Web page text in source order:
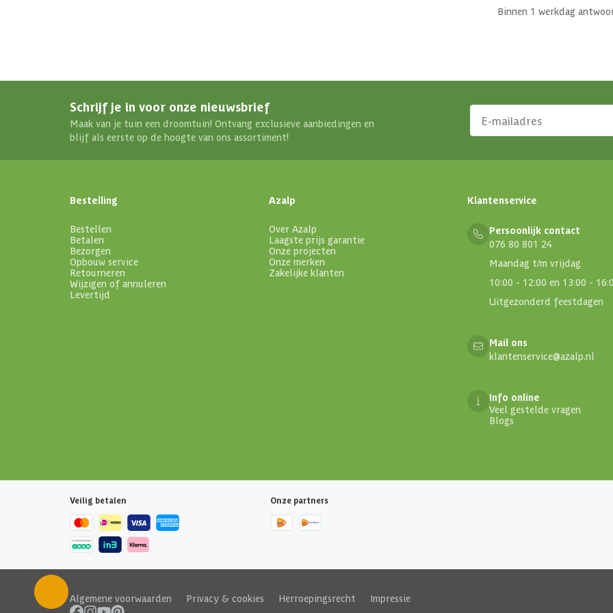
Binnen 1 werkdag
Schrijf je in voor onze nieuwsbrief
Maak van je tuin een droomtuin! Ontvang exclusieve aanbiedingen en
blijf als eerste op de hoogte van ons assortiment!
Bestelling
Bestellen
Betalen
Bezorgen
Opbouw service
Retourneren
Wijzigen of annuleren
Levertijd
Azalp
Over Azalp
Laagste prijs garantie
Onze projecten
Onze merken
Zakelijke klanten
Klantenservice
Persoonlijk contact
076 80 801 24
Maandag t/m vrijdag
10:00 - 12:00 en 13:00 -
Uitgezonderd feestdagen
Mail ons
klantenservice@azalp.nl
Info online
Veel gestelde vragen
Blogs
Veilig betalen Onze partners
Algemene voorwaarden Privacy & cookies Herroepingsrecht Impressie